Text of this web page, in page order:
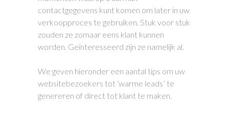
contactgegevens kunt komen om later in uw
verkoopproces te gebruiken. Stuk voor stuk
zouden ze zomaar eens klant kunnen
worden. Geïnteresseerd zijn ze namelijk al.
We geven hieronder een aantal tips om uw
websitebezoekers tot ‘warme leads’ te
genereren of direct tot klant te maken.